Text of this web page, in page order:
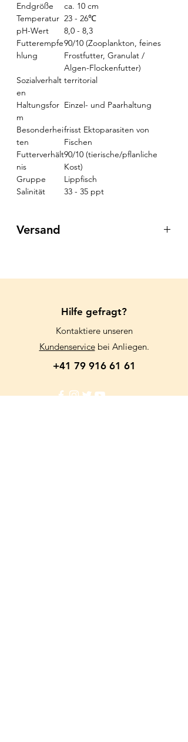
Endgröße
ca. 10 cm
Temperatur 23 - 26℃
pH-Wert
8,0 - 8,3
Futterempfe
hlung
90/10 (Zooplankton, feines
Frostfutter, Granulat /
Algen-Flockenfutter)
Sozialverhalt
en
territorial
Haltungsfor
m
Einzel- und Paarhaltung
Besonderhei
ten
frisst Ektoparasiten von
Fischen
Futterverhält
nis
90/10 (tierische/pflanliche
Kost)
Gruppe
Lippfisch
Salinität
33 - 35 ppt
Versand
Wir danken für Ihr Verständnis.
Hilfe gefragt?
Kontaktiere unseren
Kundenservicebei Anliegen.
+41 79 916 61 61